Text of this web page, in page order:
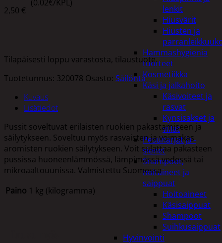
lenkit
Hiusvärit
Hiusten ja
Hammashygienia
tuotteet
Kosmetiikka
Käsi ja jalkahoito
Käsivoiteet ja
rasvat
Kynsisakset ja
viilat
Pesuharjat ja -
sienet
Shampoot,
hoitaineet ja
saippuat
Hoitoaineet
Käsisaippuat
Shampoot
Suihkusaippuat
Hyvinvointi
2,50 €
(0.02€/KPL)
Tilapäisesti loppu varastosta, tilaustuote.
Tuotetunnus: 320078 Osasto: Säilöntä
Kuvaus
Lisätiedot
Pussit soveltuvat erilaisten ruokien pakastamiseen ja
säilytykseen. Soveltuu myös rasvaisten ja voimakas
aromisten ruokien säilytykseen. Voit sulattaa pakasteen
pussissa huoneenlämmössä, lämpimässä vedessä tai
mikroaaltouunissa. Valmistettu Suomessa
Paino 1 kg (kilogramma)